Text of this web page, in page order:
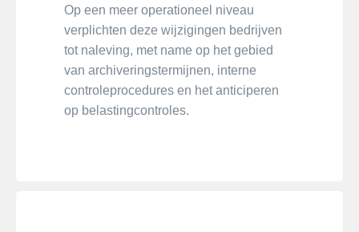
Op een meer operationeel niveau
verplichten deze wijzigingen bedrijven
tot naleving, met name op het gebied
van archiveringstermijnen, interne
controleprocedures en het anticiperen
op belastingcontroles.